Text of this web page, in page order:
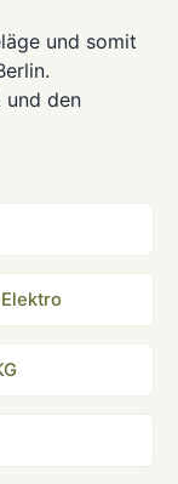
und somit
und den